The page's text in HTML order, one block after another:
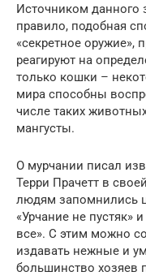
Источником данного
правило, подобная
«секретное оружие»,
реагируют на
только кошки –
мира способны
числе таких
мангусты.
О мурчании писал
Терри Прачетт в
людям запомнились
«Урчание не пустяк»
все». С этим можно
издавать нежные и
большинство